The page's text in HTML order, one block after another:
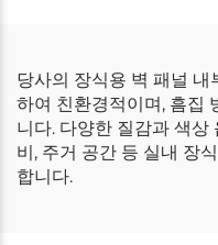
당사의 장식용 벽 패널
하여 친환경적이며, 흠집
니다. 다양한 질감과 색상
비, 주거 공간 등 실내 장
합니다.